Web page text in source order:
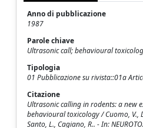
Anno di pubblicazione
1987
Parole chiave
Ultrasonic call; behavioural
Tipologia
01 Pubblicazione su rivista::01a
Citazione
Ultrasonic calling in rodents: a new
behavioural toxicology / Cuomo, V.,
Santo, L., Cagiano, R.. - In: